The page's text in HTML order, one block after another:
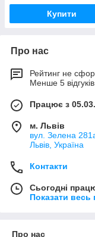
Купити
Про нас
Рейтинг не
Менше 5
Працює з
м. Львів
вул. Зелена
Львів, Україна
Контакти
Сьогодні
Показати весь
Про нас